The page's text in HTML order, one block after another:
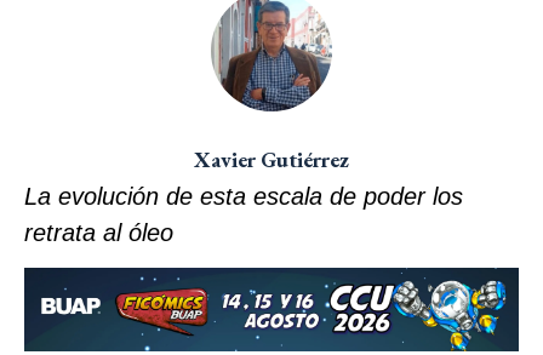
Xavier Gutiérrez
La evolución de esta escala de poder los
retrata al óleo